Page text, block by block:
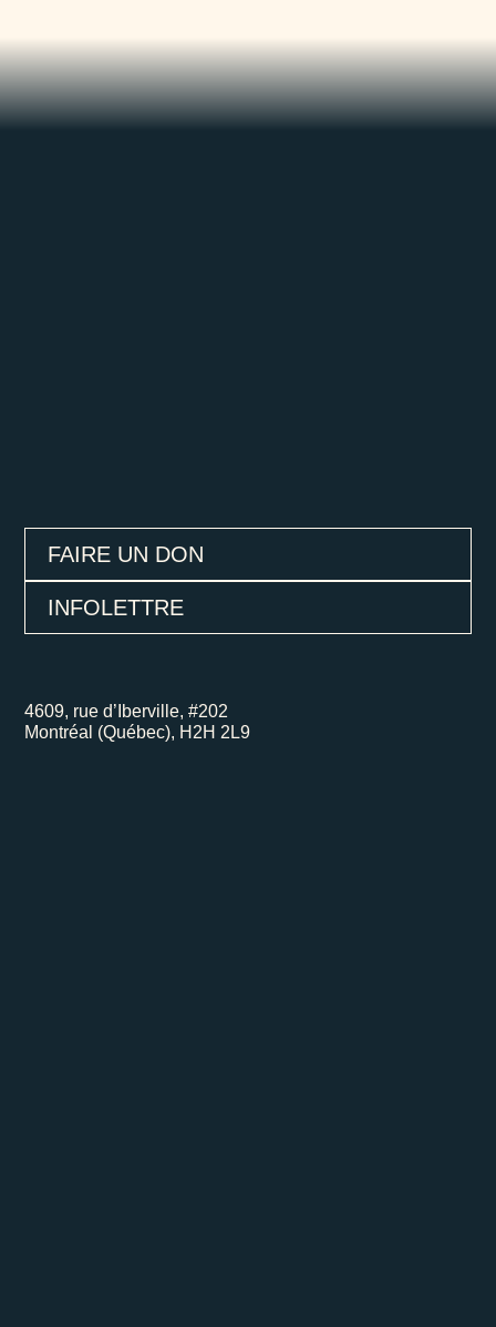
FAIRE UN DON
INFOLETTRE
4609, rue d’Iberville, #202
Montréal (Québec), H2H 2L9